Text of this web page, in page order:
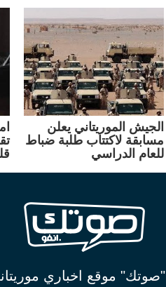
الجيش الموريتاني يعلن
مسابقة لاكتتاب طلبة ضباط
للعام الدراسي
"صوتك" موقع اخباري